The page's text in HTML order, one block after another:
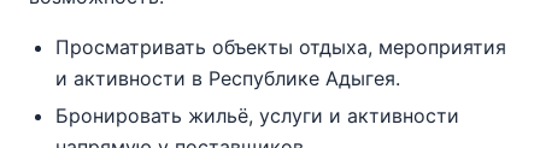
Просматривать объекты отдыха, мероприятия
и активности в Республике Адыгея.
Бронировать жильё, услуги и активности